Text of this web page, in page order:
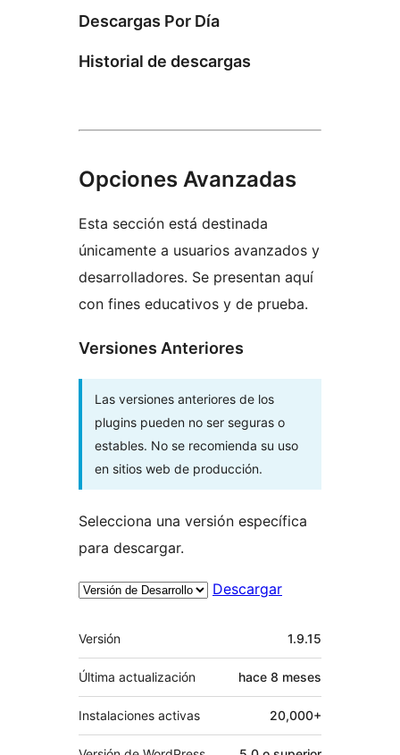
Descargas Por Día
Historial de descargas
Opciones Avanzadas
Esta sección está destinada
únicamente a usuarios avanzados y
desarrolladores. Se presentan aquí
con fines educativos y de prueba.
Versiones Anteriores
Las versiones anteriores de los
plugins pueden no ser seguras o
estables. No se recomienda su uso
en sitios web de producción.
Selecciona una versión específica
para descargar.
Descargar
Meta
Versión 1.9.15
Última actualización hace 8 meses
Instalaciones activas 20,000+